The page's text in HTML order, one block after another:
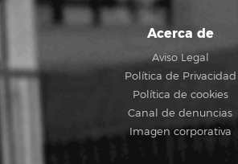
Acerca de
Aviso Legal
Política de Privacidad
Política de cookies
Canal de denuncias
Imagen corporativa